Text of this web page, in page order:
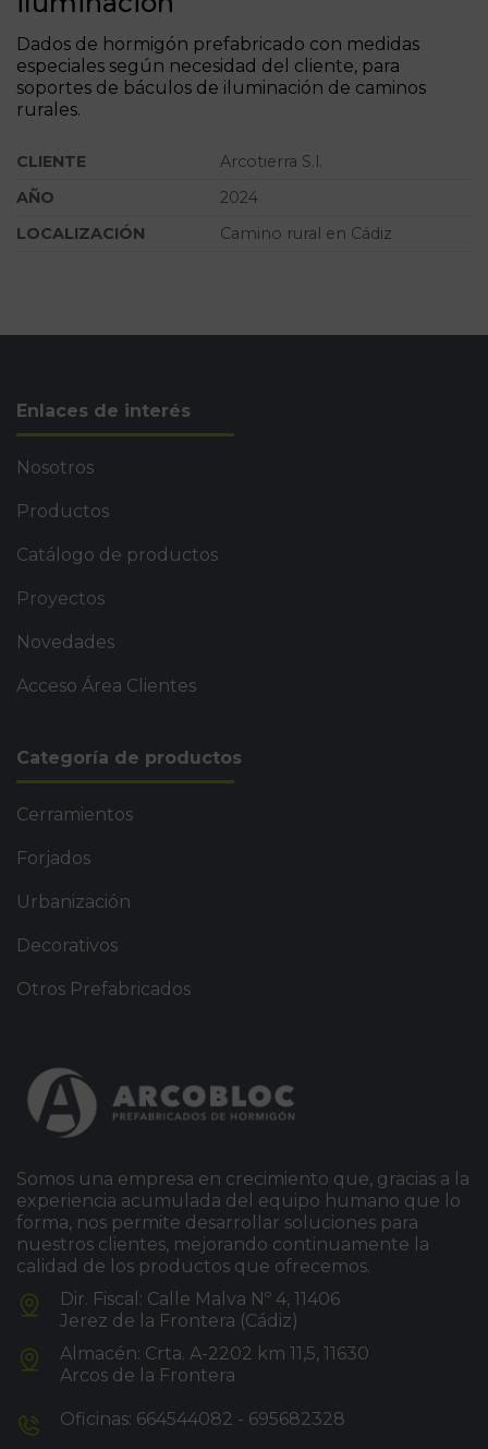
Dados de hormigón prefabricado con medidas
especiales según necesidad del cliente, para
soportes de báculos de iluminación de caminos
rurales.
CLIENTE
Arcotierra S.l.
AÑO
2024
LOCALIZACIÓN
Camino rural en Cádiz
Enlaces de interés
Nosotros
Productos
Catálogo de productos
Proyectos
Novedades
Acceso Área Clientes
Categoría de productos
Cerramientos
Forjados
Urbanización
Decorativos
Otros Prefabricados
Somos una empresa en crecimiento que, gracias a la
experiencia acumulada del equipo humano que lo
forma, nos permite desarrollar soluciones para
nuestros clientes, mejorando continuamente la
calidad de los productos que ofrecemos.
Dir. Fiscal: Calle Malva Nº 4, 11406
Jerez de la Frontera (Cádiz)
Almacén: Crta. A-2202 km 11,5, 11630
Arcos de la Frontera
Oficinas: 664544082 - 695682328